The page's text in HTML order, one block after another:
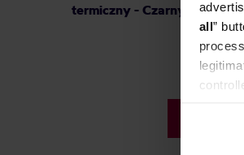
all”
termiczny - Czarny 355 ml